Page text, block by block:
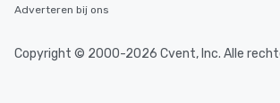
Adverteren bij ons
Copyright © 2000-2026 Cvent, Inc. Alle